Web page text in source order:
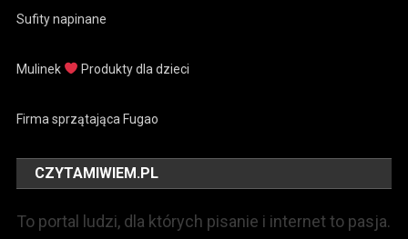
Sufity napinane
Mulinek Produkty dla dzieci
Firma sprzątająca Fugao
CZYTAMIWIEM.PL
To portal ludzi, dla których pisanie i internet to pasja.